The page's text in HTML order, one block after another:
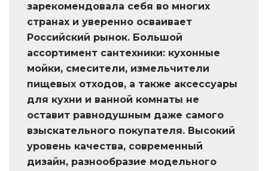
зарекомендовала себя во многих
странах и уверенно осваивает
Российский рынок. Большой
ассортимент сантехники: кухонные
мойки, смесители, измельчители
пищевых отходов, а также аксессуары
для кухни и ванной комнаты не
оставит равнодушным даже самого
взыскательного покупателя. Высокий
уровень качества, современный
дизайн, разнообразие модельного